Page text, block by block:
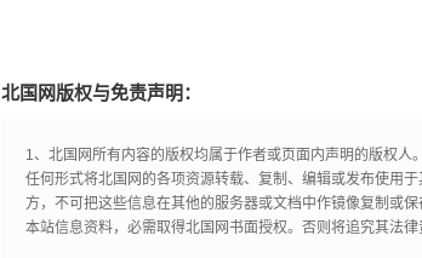
北国网版权与免责声明：
1、北国网所有内容的版权均属于作者或页面内声明的版权
任何形式将北国网的各项资源转载、复制、编辑或发布使用
方，不可把这些信息在其他的服务器或文档中作镜像复制或
本站信息资料，必需取得北国网书面授权。否则将追究其法律